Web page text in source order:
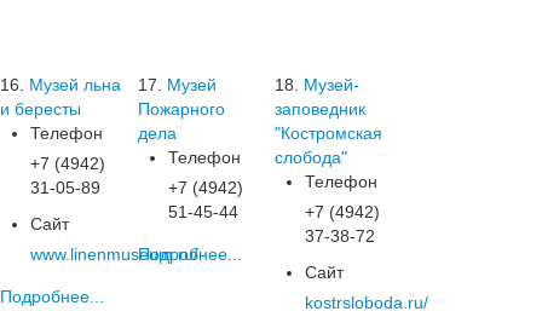
16.
Музей льна
и бересты
Телефон
+7 (4942)
31-05-89
Сайт
www.linenmuseum.ru/
Подробнее...
17.
Музей
Пожарного
дела
Телефон
+7 (4942)
51-45-44
Подробнее...
18.
Музей-
заповедник
"Костромская
слобода"
Телефон
+7 (4942)
37-38-72
Сайт
kostrsloboda.ru/